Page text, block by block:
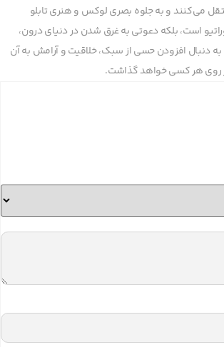
می‌کنند و به جلوه بصری لوکس و هنری تابلو
است، بلکه دعوتی به غرق شدن در دنیای درون،
دنبال افزودن حسی از سبک، خلاقیت و آرامش به آن
بر روی هر کسی خواهد گذاشت.